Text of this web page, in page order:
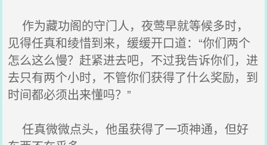
作为藏功阁的守门人，夜莺早就等候多时，
见得任真和绫惜到来，缓缓开口道：“你们两个
怎么这么慢？赶紧进去吧，不过我告诉你们，进
去只有两个小时，不管你们获得了什么奖励，到
时间都必须出来懂吗？”
任真微微点头，他虽获得了一项神通，但好